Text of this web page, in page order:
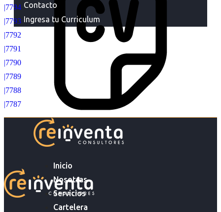
Inicio
Nosotras
Servicios
Cartelera
Contacto
Ingresa tu Curriculum
|7794
|7793
|7792
|7791
|7790
|7789
|7788
|7787